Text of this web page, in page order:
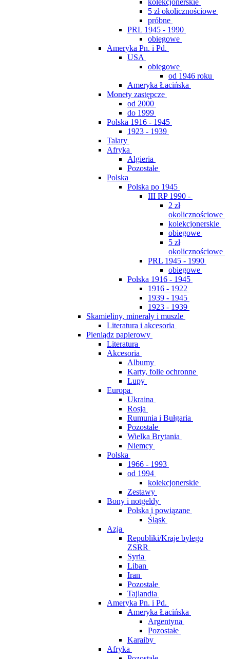
kolekcjonerskie
5 zł okolicznościowe
próbne
PRL 1945 - 1990
obiegowe
Ameryka Pn. i Pd.
USA
obiegowe
od 1946 roku
Ameryka Łacińska
Monety zastępcze
od 2000
do 1999
Polska 1916 - 1945
1923 - 1939
Talary
Afryka
Algieria
Pozostałe
Polska
Polska po 1945
III RP 1990 -
2 zł
okolicznościowe
kolekcjonerskie
obiegowe
5 zł
okolicznościowe
PRL 1945 - 1990
obiegowe
Polska 1916 - 1945
1916 - 1922
1939 - 1945
1923 - 1939
Skamieliny, minerały i muszle
Literatura i akcesoria
Pieniądz papierowy
Literatura
Akcesoria
Albumy
Karty, folie ochronne
Lupy
Europa
Ukraina
Rosja
Rumunia i Bułgaria
Pozostałe
Wielka Brytania
Niemcy
Polska
1966 - 1993
od 1994
kolekcjonerskie
Zestawy
Bony i notgeldy
Polska i powiązane
Śląsk
Azja
Republiki/Kraje byłego
ZSRR
Syria
Liban
Iran
Pozostałe
Tajlandia
Ameryka Pn. i Pd.
Ameryka Łacińska
Argentyna
Pozostałe
Karaiby
Afryka